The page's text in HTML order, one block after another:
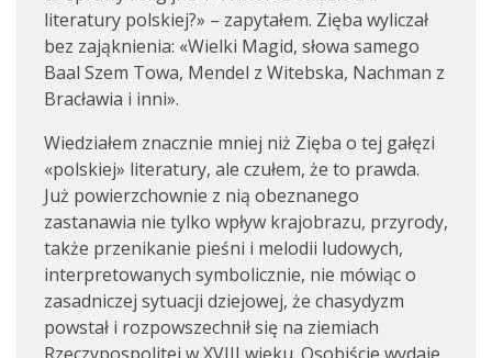
literatury polskiej?» – zapytałem. Zięba wyliczał
bez zająknienia: «Wielki Magid, słowa samego
Baal Szem Towa, Mendel z Witebska, Nachman z
Bracławia i inni».
Wiedziałem znacznie mniej niż Zięba o tej gałęzi
«polskiej» literatury, ale czułem, że to prawda.
Już powierzchownie z nią obeznanego
zastanawia nie tylko wpływ krajobrazu, przyrody,
także przenikanie pieśni i melodii ludowych,
interpretowanych symbolicznie, nie mówiąc o
zasadniczej sytuacji dziejowej, że chasydyzm
powstał i rozpowszechnił się na ziemiach